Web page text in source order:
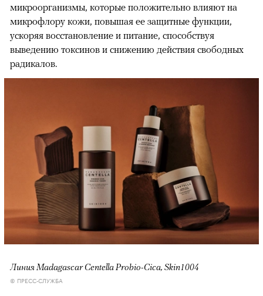
микроорганизмы, которые положительно влияют на
микрофлору кожи, повышая ее защитные функции,
ускоряя восстановление и питание, способствуя
выведению токсинов и снижению действия свободных
радикалов.
Линия Madagascar Centella Probio-Cica, Skin1004
© ПРЕСС-СЛУЖБА